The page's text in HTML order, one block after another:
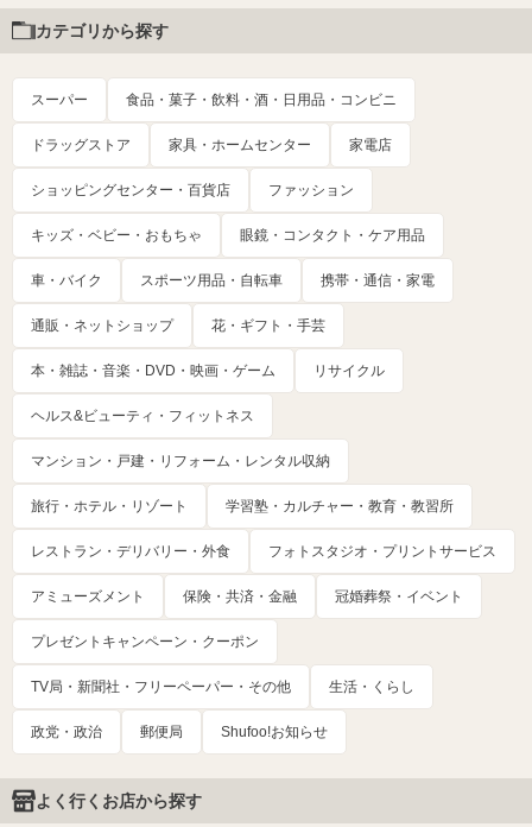
カテゴリから探す
スーパー 食品・菓子・飲料・酒・日用品・コンビニ
ドラッグストア 家具・ホームセンター 家電店
ショッピングセンター・百貨店 ファッション
キッズ・ベビー・おもちゃ 眼鏡・コンタクト・ケア用品
車・バイク スポーツ用品・自転車 携帯・通信・家電
通販・ネットショップ 花・ギフト・手芸
本・雑誌・音楽・DVD・映画・ゲーム リサイクル
ヘルス&ビューティ・フィットネス
マンション・戸建・リフォーム・レンタル収納
旅行・ホテル・リゾート 学習塾・カルチャー・教育・教習所
レストラン・デリバリー・外食 フォトスタジオ・プリントサービス
アミューズメント 保険・共済・金融 冠婚葬祭・イベント
プレゼントキャンペーン・クーポン
TV局・新聞社・フリーペーパー・その他 生活・くらし
政党・政治 郵便局 Shufoo!お知らせ
よく行くお店から探す